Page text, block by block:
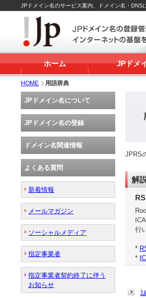
JPドメイン名のサービス案内、ドメイン名・DNS
ホーム JPドメ
HOME 用語辞典
JPRS
解
行
*
*
1
JPドメイン名について
JPドメイン名の登録
ドメイン名関連情報
よくある質問
新着情報
メールマガジン
ソーシャルメディア
指定事業者
指定事業者契約終了に伴う
お知らせ